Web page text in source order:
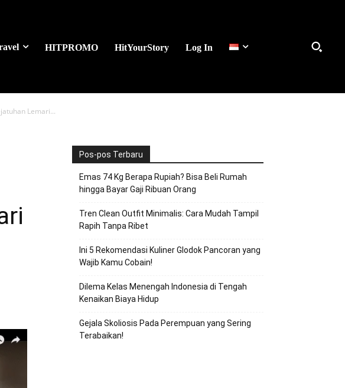
HITPROMO HitYourStory Log In
Lemari...
Pos-pos Terbaru
Emas 74 Kg Berapa Rupiah? Bisa Beli Rumah
hingga Bayar Gaji Ribuan Orang
Tren Clean Outfit Minimalis: Cara Mudah Tampil
Rapih Tanpa Ribet
Ini 5 Rekomendasi Kuliner Glodok Pancoran yang
Wajib Kamu Cobain!
Dilema Kelas Menengah Indonesia di Tengah
Kenaikan Biaya Hidup
Gejala Skoliosis Pada Perempuan yang Sering
Terabaikan!